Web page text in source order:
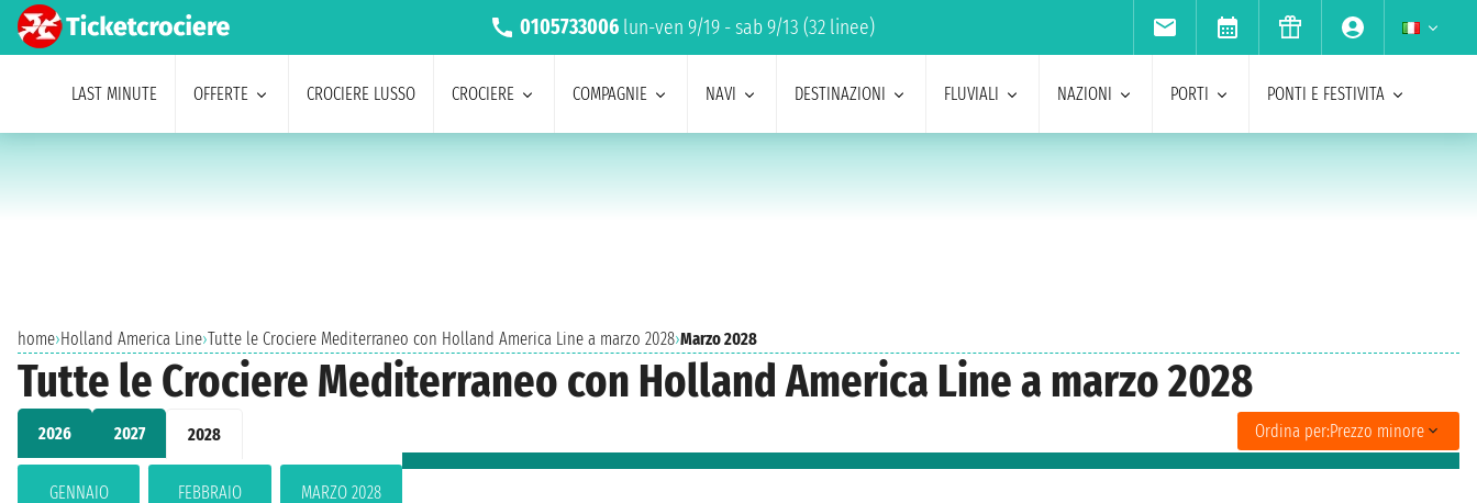
0105733006 lun-ven 9/19 - sab 9/13 (32 linee)
LAST MINUTE OFFERTE CROCIERE LUSSO CROCIERE COMPAGNIE NAVI DESTINAZIONI FLUVIALI NAZIONI PORTI PONTI E FESTIVITA
home›Holland America Line›Tutte le Crociere Mediterraneo con Holland America Line a marzo 2028›Marzo 2028
Tutte le Crociere Mediterraneo con Holland America Line a marzo 2028
2026 2027 2028
GENNAIO
FEBBRAIO
MARZO 2028
Ordina per:Prezzo minore